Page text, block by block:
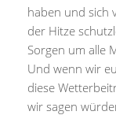
haben und sich
der Hitze
Sorgen um alle
Und wenn wir
diese
wir sagen